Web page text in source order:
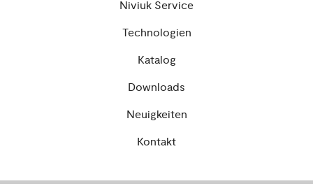
Niviuk Service
Technologien
Katalog
Downloads
Neuigkeiten
Kontakt